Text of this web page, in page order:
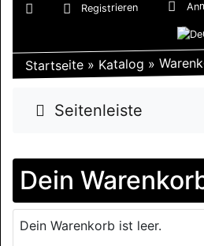
Registrieren
Startseite » Katalog »
Seitenleiste
Dein
Dein Warenkorb ist leer.